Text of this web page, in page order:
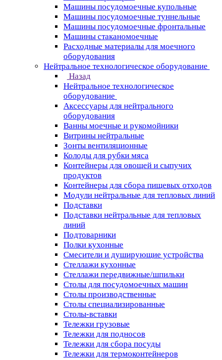
Машины посудомоечные купольные
Машины посудомоечные туннельные
Машины посудомоечные фронтальные
Машины стаканомоечные
Расходные материалы для моечного
оборудования
Нейтральное технологическое оборудование
Назад
Нейтральное технологическое
оборудование
Аксессуары для нейтрального
оборудования
Ванны моечные и рукомойники
Витрины нейтральные
Зонты вентиляционные
Колоды для рубки мяса
Контейнеры для овощей и сыпучих
продуктов
Контейнеры для сбора пищевых отходов
Модули нейтральные для тепловых линий
Подставки
Подставки нейтральные для тепловых
линий
Подтоварники
Полки кухонные
Смесители и душирующие устройства
Стеллажи кухонные
Стеллажи передвижные/шпильки
Столы для посудомоечных машин
Столы производственные
Столы специализированные
Столы-вставки
Тележки грузовые
Тележки для подносов
Тележки для сбора посуды
Тележки для термоконтейнеров